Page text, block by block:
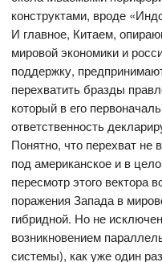
конструктами, вроде
И главное, Китаем,
мировой экономики и
поддержку,
перехватить бразды
который в его
ответственность
Понятно, что перехват не
под американское и в
пересмотр этого вектора
поражения Запада в
гибридной. Но не
возникновением
системы), как уже один